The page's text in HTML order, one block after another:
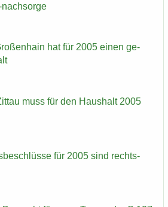
hat für 2005 einen ge­
muss für den Haus­halt 2005
für 2005 sind rechts­